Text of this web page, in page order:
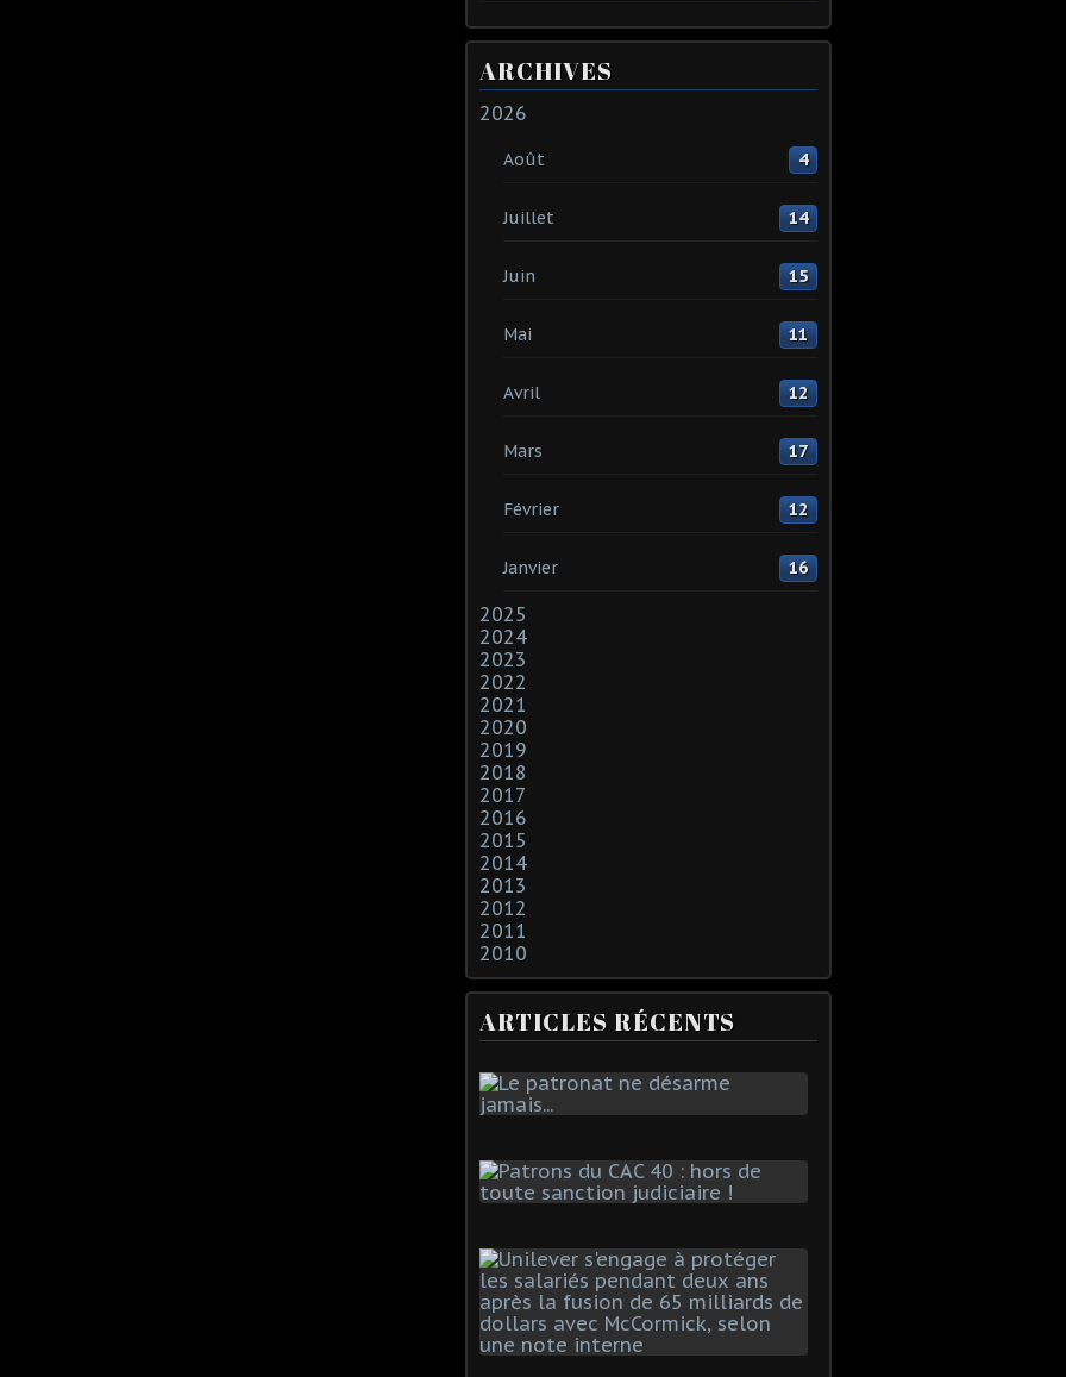
ARCHIVES
2026
Août 4
Juillet 14
Juin 15
Mai 11
Avril 12
Mars 17
Février 12
Janvier 16
2025
2024
2023
2022
2021
2020
2019
2018
2017
2016
2015
2014
2013
2012
2011
2010
ARTICLES RÉCENTS